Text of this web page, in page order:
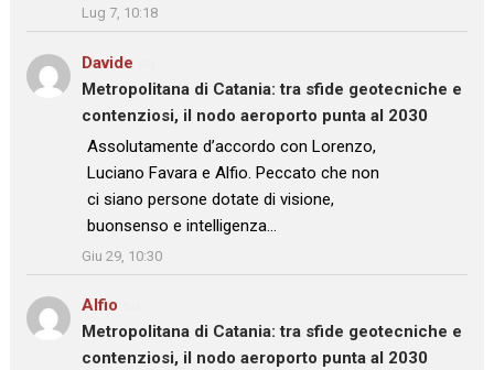
Lug 7, 10:18
Davide
Metropolitana di Catania: tra sfide geotecniche e
contenziosi, il nodo aeroporto punta al 2030
: “
Assolutamente d’accordo con Lorenzo,
Luciano Favara e Alfio. Peccato che non
ci siano persone dotate di visione,
buonsenso e intelligenza…
”
Giu 29, 10:30
Alfio
Metropolitana di Catania: tra sfide geotecniche e
contenziosi, il nodo aeroporto punta al 2030